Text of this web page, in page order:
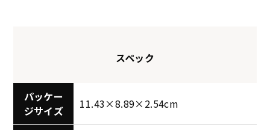
スペック
パッケー
ジサイズ
11.43×8.89×2.54cm